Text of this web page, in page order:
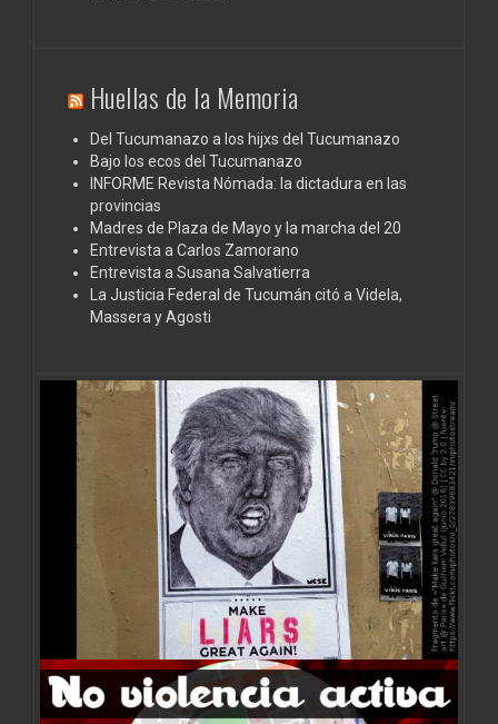
Huellas de la Memoria
Del Tucumanazo a los hijxs del Tucumanazo
Bajo los ecos del Tucumanazo
INFORME Revista Nómada: la dictadura en las
provincias
Madres de Plaza de Mayo y la marcha del 20
Entrevista a Carlos Zamorano
Entrevista a Susana Salvatierra
La Justicia Federal de Tucumán citó a Videla,
Massera y Agosti